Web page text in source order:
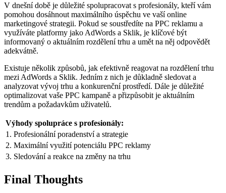
V dnešní době je důležité spolupracovat s profesionály, kteří vám
pomohou dosáhnout maximálního úspěchu ve vaší online
marketingové strategii. Pokud se soustředíte na PPC reklamu a
využíváte platformy jako AdWords a Sklik, je klíčové být
informovaný o aktuálním rozdělení trhu a umět na něj odpovědět
adekvátně.
Existuje několik způsobů, jak efektivně reagovat na rozdělení trhu
mezi AdWords a Sklik. Jedním z nich je důkladně sledovat a
analyzovat vývoj trhu a konkurenční prostředí. Dále je důležité
optimalizovat vaše PPC kampaně a přizpůsobit je aktuálním
trendům a požadavkům uživatelů.
Výhody spolupráce s profesionály:
1. Profesionální poradenství a strategie
2. Maximální využití potenciálu PPC reklamy
3. Sledování a reakce na změny na trhu
Final Thoughts